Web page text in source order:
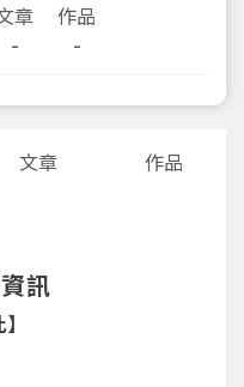
章
-
作品
-
文章 作品
訊